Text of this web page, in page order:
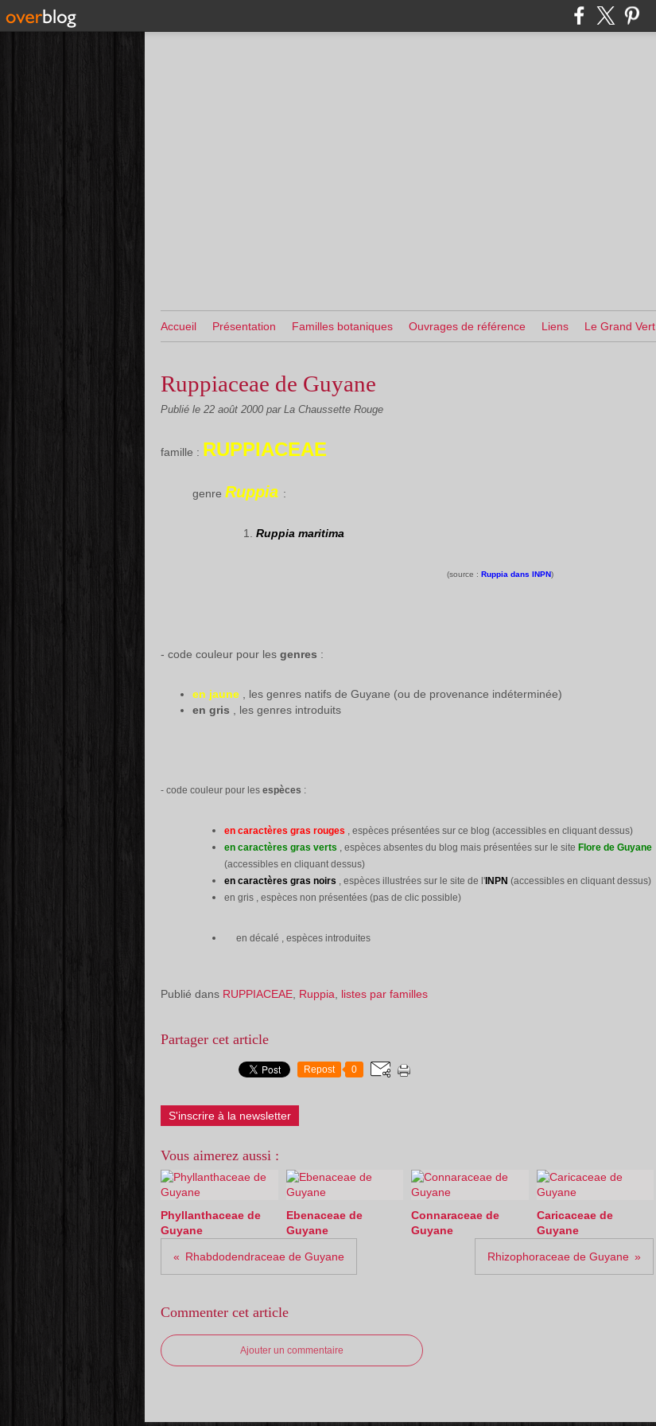
Accueil Présentation Familles botaniques Ouvrages de référence Liens Le Grand Vert
Ruppiaceae de Guyane
Publié le 22 août 2000 par La Chaussette Rouge
famille : RUPPIACEAE
genre Ruppia :
Ruppia maritima
(source : Ruppia dans INPN)
- code couleur pour les genres :
en jaune
, les genres natifs de Guyane (ou de provenance indéterminée)
en gris
, les genres introduits
- code couleur pour les espèces :
en caractères gras rouges , espèces présentées sur ce blog (accessibles en cliquant dessus)
en caractères gras verts , espèces absentes du blog mais présentées sur le site Flore de Guyane
(accessibles en cliquant dessus)
en caractères gras noirs , espèces illustrées sur le site de l' INPN (accessibles en cliquant dessus)
en gris , espèces non présentées (pas de clic possible)
en décalé , espèces introduites
Publié dans RUPPIACEAE Ruppia listes par familles
Partager cet article
Repost 0
S'inscrire à la newsletter
Vous aimerez aussi :
Phyllanthaceae de
Guyane
Ebenaceae de
Guyane
Connaraceae de
Guyane
Caricaceae de
Guyane
Rhabdodendraceae de Guyane Rhizophoraceae de Guyane
Commenter cet article
Ajouter un commentaire